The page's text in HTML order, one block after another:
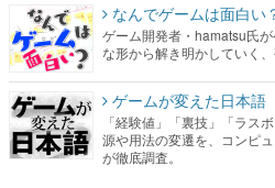
なんでゲームは面白い
ゲーム開発者・hamatsu氏
な形から解き明かしていく
ゲームが変えた日本語
「経験値」「裏技」「ラス
源や用法の変遷を、コンピ
が徹底調査。